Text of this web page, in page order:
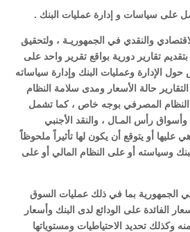
والنقدي في الجمهوريـة ، ولتحقيق
بتقديم تقارير دورية بواقع تقرير واحد على
الإدارة وعمليات البنك وإدارة سياساته
حالة الأسعار ومدى سلامة النظام
النظام المصرفي بوجه خاص ، كما تشمل
وأسواق رأس المـال ، والنقد الأجنبي
عليها أو يتوقع أن يكون لها تأثيراً ملحوظاً
وسياسته أو على النظام المالي أو على
في الجمهورية بما في ذلك عمليات السوق
الفائدة على الودائع لدى البنك وأسعار
وكذلك تحديد الاحتياطيات ومستوياتها